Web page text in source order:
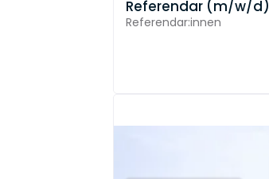
Referendar (m/w/d)
Referendar:innen